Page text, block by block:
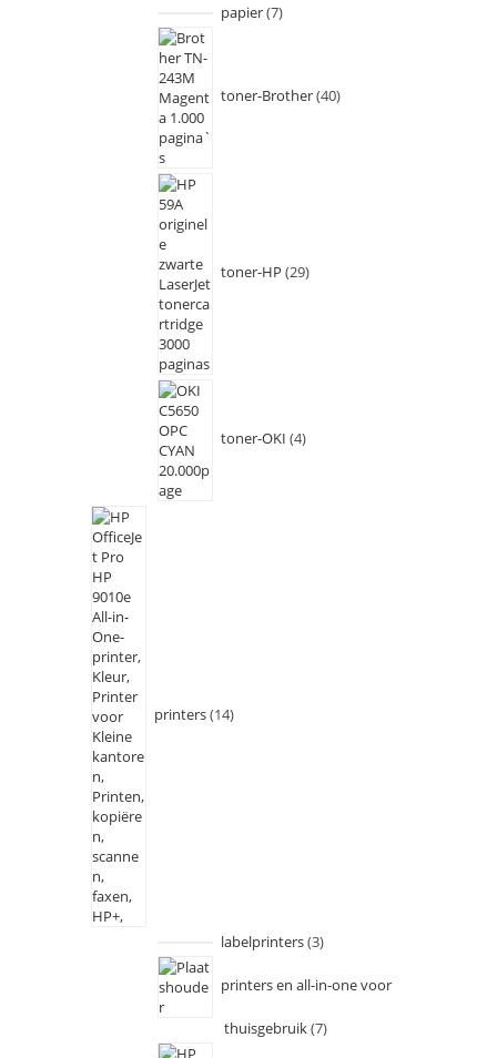
papier 7
toner-Brother 40
toner-HP 29
toner-OKI 4
printers 14
labelprinters 3
printers en all-in-one voor
thuisgebruik 7